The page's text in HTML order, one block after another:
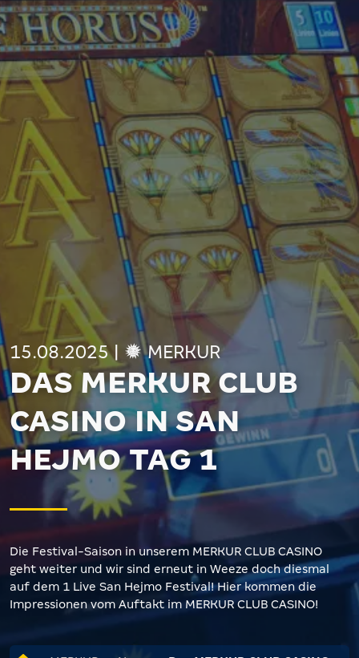
15.08.2025| MERKUR
DAS MERKUR CLUB
CASINO IN SAN
HEJMO TAG 1
Die Festival-Saison in unserem MERKUR CLUB CASINO
geht weiter und wir sind erneut in Weeze doch diesmal
auf dem 1 Live San Hejmo Festival! Hier kommen die
Impressionen vom Auftakt im MERKUR CLUB CASINO!